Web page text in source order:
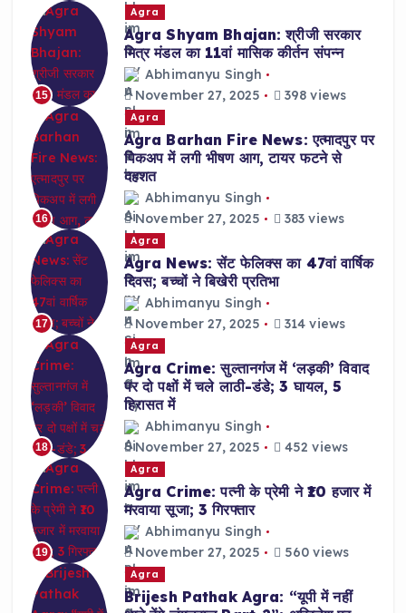
15
Agra
Agra Shyam Bhajan: श्रीजी सरकार
मित्र मंडल का 11वां मासिक कीर्तन संपन्न
Abhimanyu Singh
November 27, 2025
398 views
16
Agra
Agra Barhan Fire News: एत्मादपुर पर
पिकअप में लगी भीषण आग, टायर फटने से
दहशत
Abhimanyu Singh
November 27, 2025
383 views
17
Agra
Agra News: सेंट फेलिक्स का 47वां वार्षिक
दिवस; बच्चों ने बिखेरी प्रतिभा
Abhimanyu Singh
November 27, 2025
314 views
18
Agra
Agra Crime: सुल्तानगंज में ‘लड़की’ विवाद
पर दो पक्षों में चले लाठी-डंडे; 3 घायल, 5
हिरासत में
Abhimanyu Singh
November 27, 2025
452 views
19
Agra
Agra Crime: पत्नी के प्रेमी ने ₹10 हजार में
मरवाया सूजा; 3 गिरफ्तार
Abhimanyu Singh
November 27, 2025
560 views
Agra
Brijesh Pathak Agra: “यूपी में नहीं